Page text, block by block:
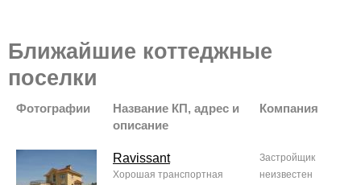
Ближайшие коттеджные
поселки
Фотографии
Название КП, адрес и
описание
Компания
Ravissant
Хорошая транспортная
Застройщик
неизвестен